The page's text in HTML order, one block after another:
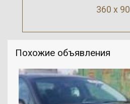
360 x 90
Похожие объявления